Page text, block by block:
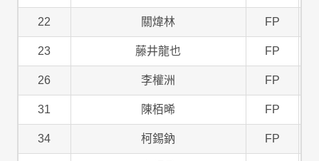
22 關煒林 FP
23 藤井龍也 FP
26 李權洲 FP
31 陳栢晞 FP
34 柯錫鈉 FP